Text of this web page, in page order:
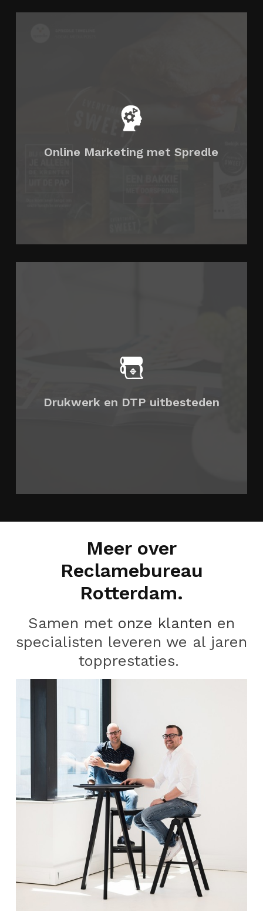
Online Marketing met Spredle
Drukwerk en DTP uitbesteden
Meer over
Reclamebureau
Rotterdam.
Samen met onze klanten en
specialisten leveren we al jaren
topprestaties.